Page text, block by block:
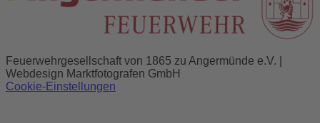
Feuerwehrgesellschaft von 1865 zu Angermünde e.V. |
Webdesign Marktfotografen GmbH
Cookie-Einstellungen